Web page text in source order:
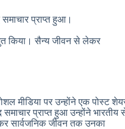
प्राप्त हुआ।
किया। सैन्य जीवन से लेकर
मीडिया पर उन्होंने एक पोस्ट
प्राप्त हुआ उन्होंने भारतीय
सार्वजनिक जीवन तक उनका